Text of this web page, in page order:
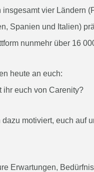
insgesamt vier Ländern
Spanien und Italien)
nunmehr über 16
heute an euch:
ihr euch von Carenity?
dazu motiviert, euch auf
Erwartungen,